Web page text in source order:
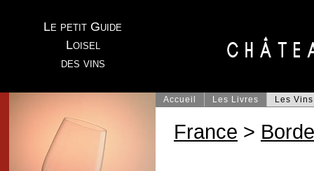
Le petit Guide
Loisel
des vins
Accueil Les Livres Les Vins
France >